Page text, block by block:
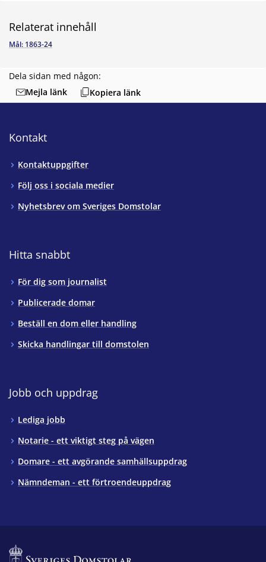
Dela sidan med någon:
Mejla länk
Kopiera länk
Relaterat innehåll
Mål: 1863-24
Kontakt
Kontaktuppgifter
Följ oss i sociala medier
Nyhetsbrev om Sveriges Domstolar
Hitta snabbt
För dig som journalist
Publicerade domar
Beställ en dom eller handling
Skicka handlingar till domstolen
Jobb och uppdrag
Lediga jobb
Notarie - ett viktigt steg på vägen
Domare - ett avgörande samhällsuppdrag
Nämndeman - ett förtroendeuppdrag